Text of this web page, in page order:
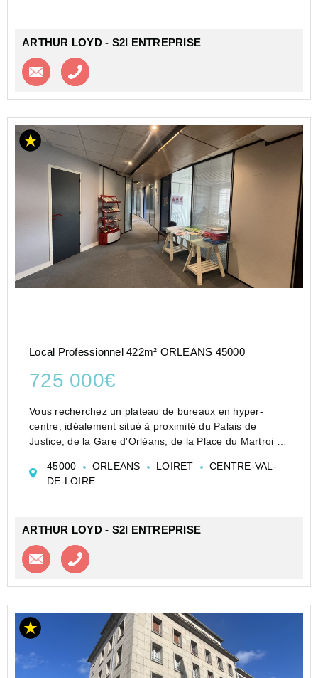
ARTHUR LOYD - S2I ENTREPRISE
Contacter l'agence
Local Professionnel 422m² ORLEANS 45000
725 000€
Vous recherchez un plateau de bureaux en hyper-
centre, idéalement situé à proximité du Palais de
Justice, de la Gare d'Orléans, de la Place du Martroi et
vous propose un plateau lumineux d'environ 42...
45000 ORLEANS LOIRET
CENTRE-VAL-
DE-LOIRE
ARTHUR LOYD - S2I ENTREPRISE
Contacter l'agence